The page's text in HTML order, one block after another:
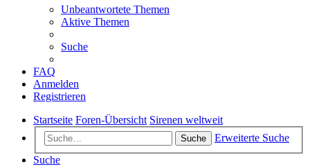
Unbeantwortete Themen
Aktive Themen
Suche
FAQ
Anmelden
Registrieren
Startseite Foren-Übersicht Sirenen weltweit
Suche
Erweiterte Suche
Suche